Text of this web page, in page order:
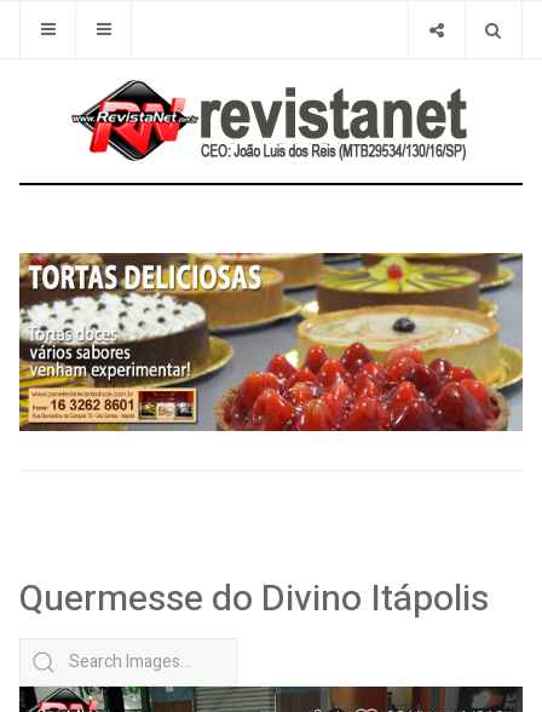
Quermesse do Divino Itápolis